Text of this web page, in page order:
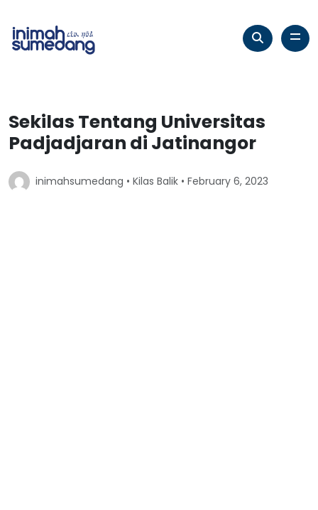
Sekilas Tentang Universitas
Padjadjaran di Jatinangor
inimahsumedang • Kilas Balik • February 6, 2023